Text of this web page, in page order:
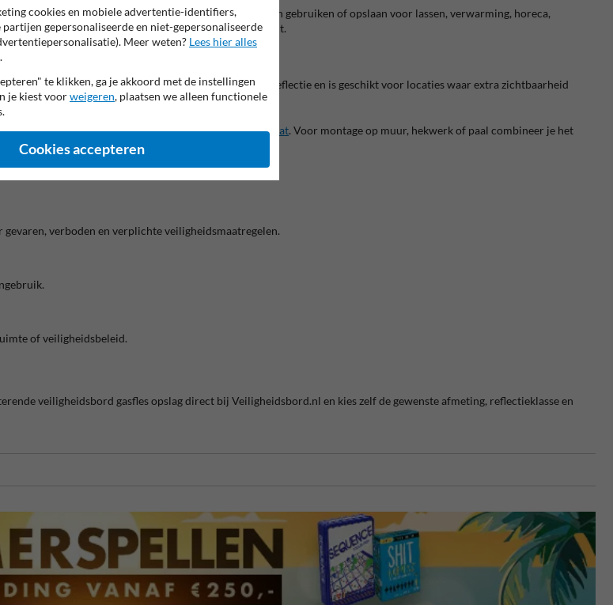
Het bord is geschikt voor bedrijven die gasflessen gebruiken of opslaan voor lassen, verwarming, horeca,
beter zichtbaar bij schemer, kunstlicht of koplamplicht.
1 of reflectieklasse 3. Klasse 3 geeft maximale reflectie en is geschikt voor locaties waar extra zichtbaarheid
netjes en leesbaar blijft.
bekijk de mogelijkheden voorveiligheidsborden op maat. Voor montage op muur, hekwerk of paal combineer je het
verboden en verplichte veiligheidsmaatregelen.
of veiligheidsbeleid.
veiligheidsbord gasfles opslag direct bij Veiligheidsbord.nl en kies zelf de gewenste afmeting, reflectieklasse en
cookies en mobiele advertentie-identifiers,
gepersonaliseerde en niet-gepersonaliseerde
Meer weten? Lees hier alles
.
te klikken, ga je akkoord met de instellingen
je kiest voorweigeren, plaatsen we alleen functionele
Cookies accepteren